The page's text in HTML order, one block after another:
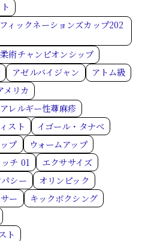
ィックネーションズカップ202
術チャンピオンシップ
アゼルバイジャン
アトム級
メリカ
アレルギー性蕁麻疹
スト
イゴール・タナベ
プ
ウォームアップ
チ 01
エクササイズ
シー
オリンピック
ー
キックボクシング
ト